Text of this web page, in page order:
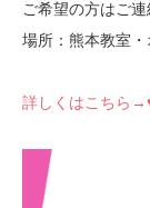
ご希望の方はご
場所：熊本教室
詳しくはこちら